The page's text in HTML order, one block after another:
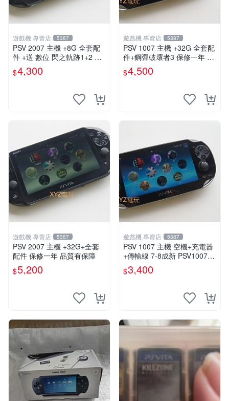
遊戲機 專賣店 5387
PSV 2007 主機 +8G 全套配
件 +送 數位 閃之軌跡1+2 保
修一年 品質有保障
$4,300
遊戲機 專賣店 5387
PSV 1007 主機 +32G 全套配
件+鋼彈破壞者3 保修一年 品
質有保障 psvita
$4,500
遊戲機 專賣店 5387
PSV 2007 主機 +32G+全套
配件 保修一年 品質有保障
$5,200
遊戲機 專賣店 5387
PSV 1007 主機 空機+充電器
+傳輸線 7-8成新 PSV1007
一年保修
$3,400